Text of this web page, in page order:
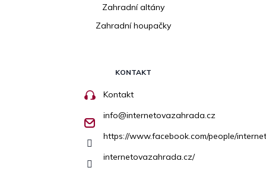
Zahradní altány
Zahradní houpačky
KONTAKT
Kontakt
info@internetovazahrada.cz
https://www.facebook.com/people/
internetovazahrada.cz/